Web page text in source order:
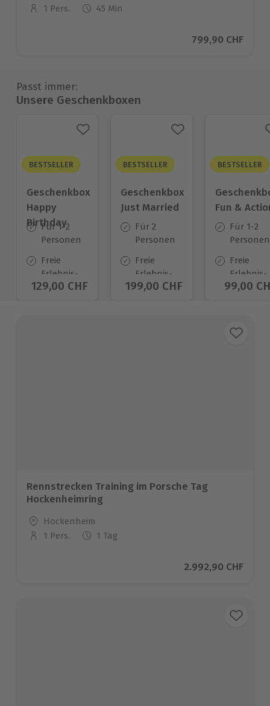
Anzahl der Teilnehmer
1 Pers. 45 Min
Aktueller Preis
799,90 CHF
Passt immer:
Unsere Geschenkboxen
BESTSELLER
Geschenkbox
Happy
Birthday
Für 1-2
Personen
Freie
Erlebnis-
Auswahl
Aktueller Preis
129,00 CHF
BESTSELLER
Geschenkbox
Just Married
Für 2
Personen
Freie
Erlebnis-
Auswahl
Aktueller Preis
199,00 CHF
BESTSELLER
Fun &
Für 1-2
Personen
Freie
Erlebnis-
Auswahl
99,00
Rennstrecken Training im Porsche Tag
Hockenheimring
Standort
Hockenheim
Anzahl der Teilnehmer
1 Pers. 1 Tag
Aktueller Preis
2.992,90 CHF